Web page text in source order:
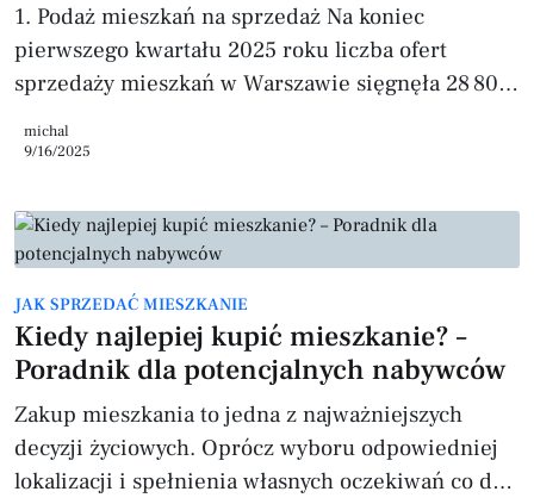
1. Podaż mieszkań na sprzedaż Na koniec
pierwszego kwartału 2025 roku liczba ofert
sprzedaży mieszkań w Warszawie sięgnęła 28 800
poprzedniego roku (o około 50 %)
Deklarowany popyt – czego szukają kupujący? Z
badań redNet Property Consulting wynika
chęć zakupu mieszkania w Warszawie: Typ
mieszkaniaDeklarowany popyt
szeroki*Deklarowany popyt sprecyzo
michal
9/16/2025
JAK SPRZEDAĆ MIESZKANIE
Kiedy najlepiej kupić mieszkanie? –
Poradnik dla potencjalnych nabywców
Zakup mieszkania to jedna z najważniejszych
decyzji życiowych. Oprócz wyboru odpowiedniej
lokalizacji i spełnienia własnych oczekiwań co do